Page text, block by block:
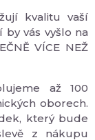
kvalitu vaší
vás vyšlo na
VÍCE NEŽ
až 100
oborech.
který bude
z nákupu